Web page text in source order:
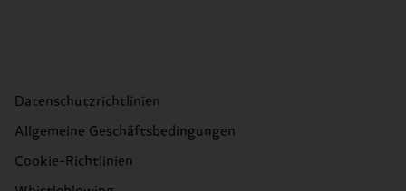
Datenschutzrichtlinien
Allgemeine Geschäftsbedingungen
Cookie-Richtlinien